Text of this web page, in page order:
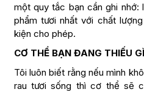
một quy tắc bạn cần ghi nhớ:
phẩm tươi nhất với chất
kiện cho phép.
CƠ THỂ BẠN ĐANG THIẾU
Tôi luôn biết rằng nếu mình
rau tươi sống thì cơ thể sẽ